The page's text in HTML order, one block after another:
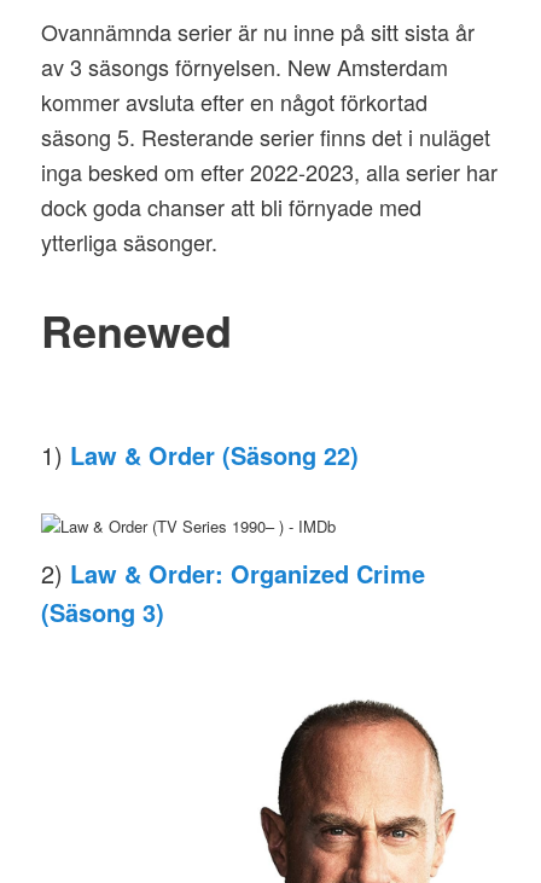
Ovannämnda serier är nu inne på sitt sista år
av 3 säsongs förnyelsen. New Amsterdam
kommer avsluta efter en något förkortad
säsong 5. Resterande serier finns det i nuläget
inga besked om efter 2022-2023, alla serier har
dock goda chanser att bli förnyade med
ytterliga säsonger.
Renewed
1) Law & Order (Säsong 22)
2) Law & Order: Organized Crime
(Säsong 3)